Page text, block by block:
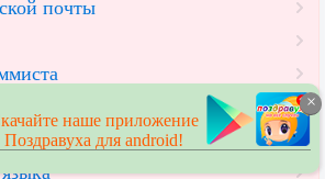
почты
и Авиации
×
наше приложение
Поздравуха для android!